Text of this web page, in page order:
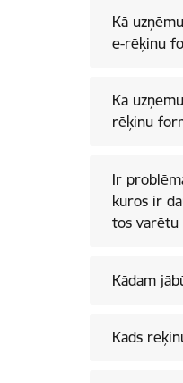
Kā
e-rēķinu
Kā
rēķinu
Ir
kuros ir
tos varētu
Kādam
Kāds